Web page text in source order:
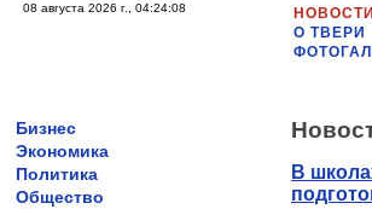
08 августа 2026 г., 04:24:08
НОВОСТИ
О ТВЕРИ
Бизнес
Экономика
Политика
Общество
В